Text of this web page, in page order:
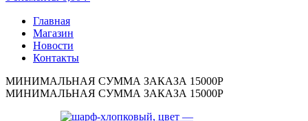
Главная
Магазин
Новости
Контакты
МИНИМАЛЬНАЯ СУММА ЗАКАЗА 15000Р
МИНИМАЛЬНАЯ СУММА ЗАКАЗА 15000Р